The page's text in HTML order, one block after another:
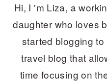
Hi, I 'm Liza, a
daughter who loves
started blogging
travel blog that
time focusing on